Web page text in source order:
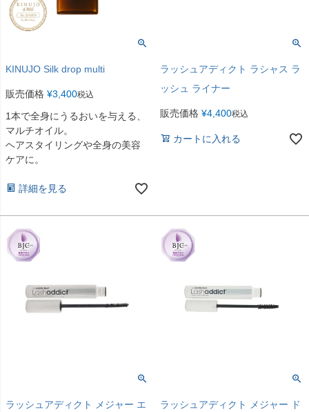
KINUJO Silk drop multi
販売価格 ¥3,400税込
1本で全身にうるおいを与える、
マルチオイル。
ヘアスタイリングや全身の美容
ケアに。
詳細を見る
ラッシュアディクト ラシャス ラ
ッシュ ライナー
販売価格 ¥4,400税込
カートに入れる
ラッシュアディクト メジャー エ
ラッシュアディクト メジャー ド